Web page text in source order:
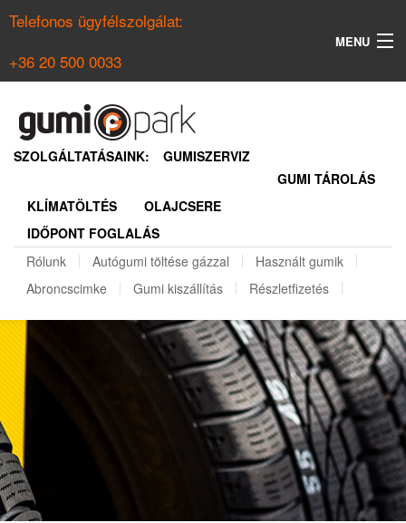
Telefonos ügyfélszolgálat:
+36 20 500 0033
MENU
NYÁRI GUMI KERESŐ
REGISZTRÁCIÓ
SZOLGÁLTATÁSAINK:
GUMISZERVIZ
GUMI TÁROLÁS
KLÍMATÖLTÉS
OLAJCSERE
IDŐPONT FOGLALÁS
Rólunk
Autógumi töltése gázzal
Használt gumik
Abroncscimke
Gumi kiszállítás Részletfizetés